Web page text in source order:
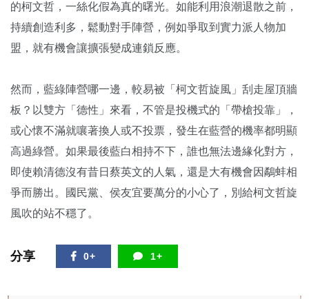
的柯文哲，一絲化假為真的曙光。如能利用浪潮退散之前，
持續創造利多，鬆動對手陣營，例如爭取到實力派人物加
盟，就有機會讓擴張變成連鎖反應。
然而，藍綠陣營哪一邊，較易被「柯文哲旋風」刮走屋頂牆
板？以雙方「德性」來看，不管是投機式的「帶槍投靠」，
或心懷不滿就嚷著換人或不投票，發生在藍營的機率都明顯
高過綠營。如果最後藍白相持不下，誰也無法邊緣化對方，
即使賴清德沒有昔日蔡英文的人氣，還是大有機會因鷸蚌相
爭而勝出。國民黨、侯友宜要萬分的小心了，別給柯文哲旋
風吹的站不穩了。
分享 0+ 1+